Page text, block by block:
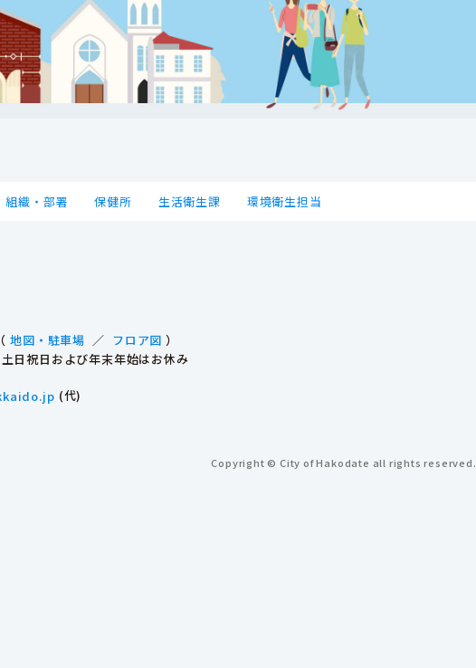
組織・部署 保健所 生活衛生課 環境衛生担当
地図・駐車場 ／ フロア図 ）
日祝日および年末年始はお休み
(代)
Copyright © City of Hakodate all rights reserved.